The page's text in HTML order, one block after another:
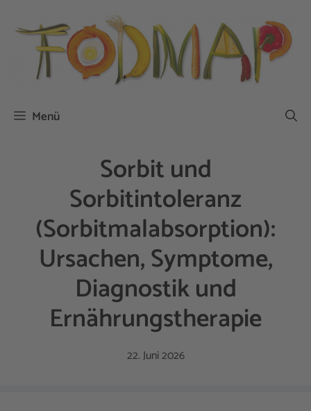
Inhalt
springen
Menü
Sorbit und
Sorbitintoleranz
(Sorbitmalabsorption):
Ursachen, Symptome,
Diagnostik und
Ernährungstherapie
22. Juni 2026